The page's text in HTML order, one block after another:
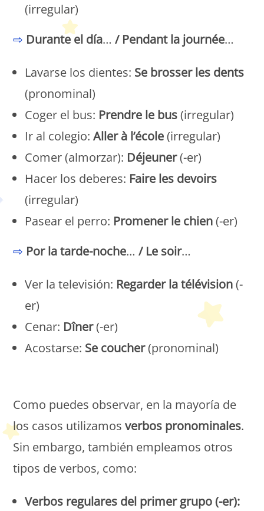
(irregular)
⇨ Durante el día…/ Pendant la journée…
Lavarse los dientes: Se brosser les dents
(pronominal)
Coger el bus: Prendre le bus(irregular)
Ir al colegio:Aller à l’école(irregular)
Comer (almorzar): Déjeuner(-er)
Hacer los deberes: Faire les devoirs
(irregular)
Pasear el perro: Promener le chien(-er)
⇨ Por la tarde-noche…/ Le soir…
Ver la televisión: Regarder la télévision(-
er)
Cenar: Dîner(-er)
Acostarse: Se coucher(pronominal)
Como puedes observar, en la mayoría de
los casos utilizamosverbos pronominales.
Sin embargo, también empleamos otros
tipos de verbos, como:
Verbos regulares del primer grupo (-er):